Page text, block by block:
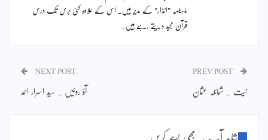
ماہنامہ "انذار" کے مدیر ہیں۔ اس کے علاوہ کئی برس تک درس
قرآن مجید دیتے رہے ہیں۔
نیت ۔ شمائلہ عثمان
NEXT POST
آؤ روئیں ۔ سید اسرار احمد
شاید آپ یہ بھی پسند کریں